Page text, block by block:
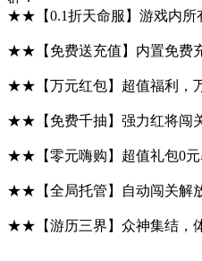
★★【0.1折天命服】游戏内所
★★【免费送充值】内置免费
★★【万元红包】超值福利，
★★【免费千抽】强力红将闯
★★【零元嗨购】超值礼包0元
★★【全局托管】自动闯关解
★★【游历三界】众神集结，